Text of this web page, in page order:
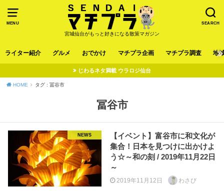
MENU SEARCH
宮城仙台がもっと好きになる散策マガジン
ライター紹介 グルメ おでかけ マチプラ企画 マチプラ調査 地
じわるネタ満載 ウラロジ仙台
HOME タグ : 冨谷市
冨谷市
NEWS
【イベント】富谷市に和文化が
集合！日本を見つけに出かけよ
う☆～和の刻 / 2019年11月22日
～
2019年11月12日 わさび